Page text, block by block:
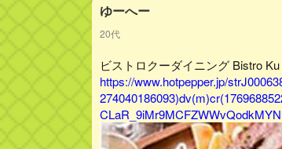
ゆーへー
20代
ビストロクーダイニング Bistro
https://www.hotpepper.jp/